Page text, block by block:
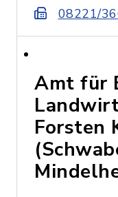
08221/
Amt für
Forsten